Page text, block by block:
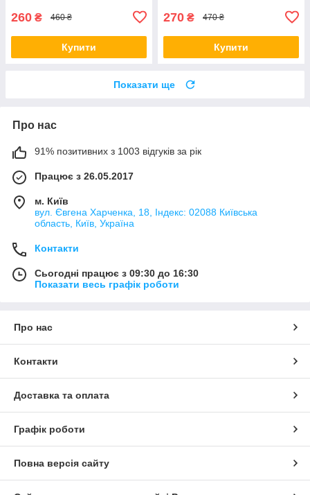
260 ₴ 460 ₴
Купити
270 ₴ 470 ₴
Купити
Показати ще
Про нас
91% позитивних з 1003 відгуків за рік
Працює з 26.05.2017
м. Київ
вул. Євгена Харченка, 18, Індекс: 02088 Київська
область, Київ, Україна
Контакти
Сьогодні працює з 09:30 до 16:30
Показати весь графік роботи
Про нас
Контакти
Доставка та оплата
Графік роботи
Повна версія сайту